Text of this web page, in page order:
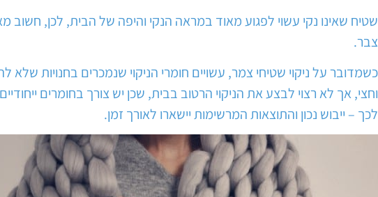
שטיח שאינו נקי עשוי לפגוע מאוד במראה הנקי והיפה של הבית, לכן,
צבר.
כשמדובר על ניקוי שטיחי צמר, עשויים חומרי הניקוי שנמכרים בחנויות
וחצי, אך לא רצוי לבצע את הניקוי הרטוב בבית, שכן יש צורך בחומרים
לכך – ייבוש נכון והתוצאות המרשימות יישארו לאורך זמן.